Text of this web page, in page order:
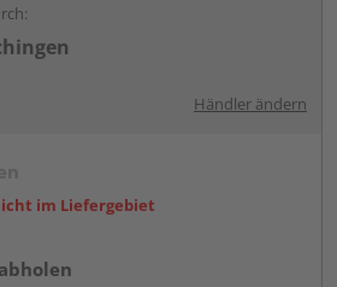
Händler ändern
im Liefergebiet